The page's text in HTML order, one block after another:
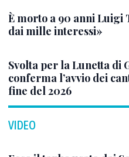
È morto a 90 anni Luigi
dai mille interessi»
Svolta per la Lunetta di
conferma l’avvio dei
fine del 2026
VIDEO